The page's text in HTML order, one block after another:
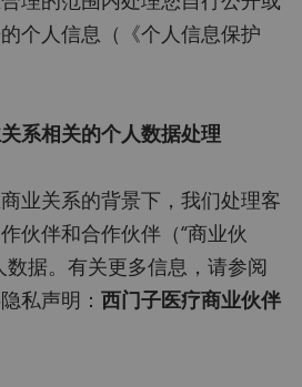
个人信息（《个人信息保护
系相关的个人数据处理
业关系的背景下，我们处理客
伙伴和合作伙伴（“商业伙
数据。有关更多信息，请参阅
私声明： 西门子医疗商业伙伴